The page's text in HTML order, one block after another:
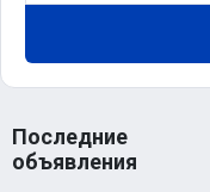
Последние
объявления